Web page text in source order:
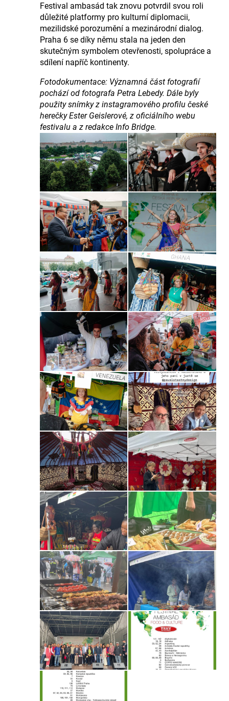
Festival ambasád tak znovu potvrdil svou roli
důležité platformy pro kulturní diplomacii,
mezilidské porozumění a mezinárodní dialog.
Praha 6 se díky němu stala na jeden den
skutečným symbolem otevřenosti, spolupráce a
sdílení napříč kontinenty.
Fotodokumentace: Významná část fotografií
pochází od fotografa Petra Lebedy. Dále byly
použity snímky z instagramového profilu české
herečky Ester Geislerové, z oficiálního webu
festivalu a z redakce Info Bridge.